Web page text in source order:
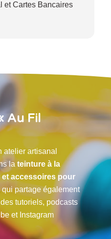
et Cartes Bancaires
Au Fil
atelier artisanal
la teinture à la
accessoires pour
qui partage également
tutoriels, podcasts
et Instagram